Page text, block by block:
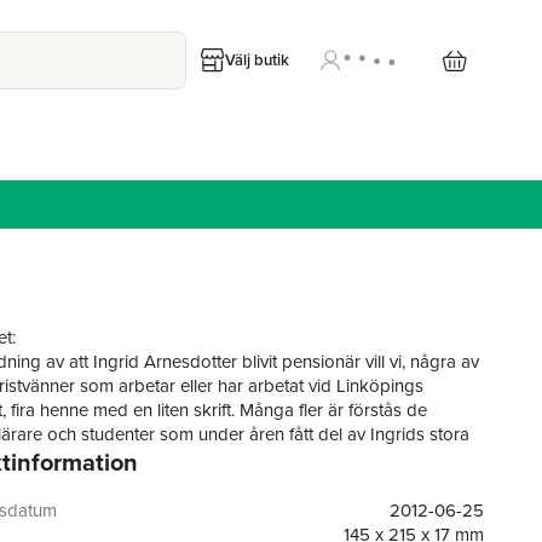
Välj butik
av att Ingrid Arnesdotter blivit pensionär vill vi, några av
som arbetar eller har arbetat vid Linköpings
fira henne med en liten skrift. Många fler är förstås de
och studenter som under åren fått del av Ingrids stora
energi, planeringsförmåga och villighet att lämna kloka råd
dessa idéer är kanske den egenskap vi som arbetat
– Sveriges första professor i affärsrätt och Linköpings
2012-06-25
145 x 215 x 17 mm